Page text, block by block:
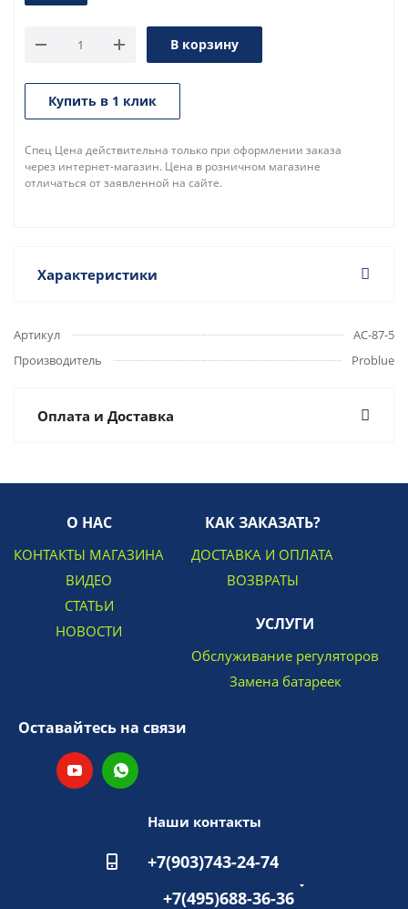
В корзину
Купить в 1 клик
Спец Цена действительна только при оформлении заказа
через интернет-магазин. Цена в розничном магазине
отличаться от заявленной на сайте.
Характеристики
Артикул
AC-87-5
Производитель
Problue
Оплата и Доставка
О НАС
КОНТАКТЫ МАГАЗИНА
ВИДЕО
СТАТЬИ
НОВОСТИ
КАК ЗАКАЗАТЬ?
ДОСТАВКА И ОПЛАТА
ВОЗВРАТЫ
УСЛУГИ
Обслуживание регуляторов
Замена батареек
Оставайтесь на связи
Наши контакты
+7(903)743-24-74
+7(495)688-36-36